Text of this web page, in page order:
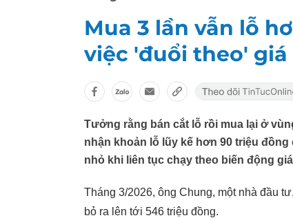
Mua 3 lần vẫn lỗ
việc 'đuổi theo' giá
Tưởng rằng bán cắt lỗ rồi mua lại ở
nhận khoản lỗ lũy kế hơn 90 triệu
nhỏ khi liên tục chạy theo biến động
Tháng 3/2026, ông Chung, một nhà đầu
bỏ ra lên tới 546 triệu đồng.